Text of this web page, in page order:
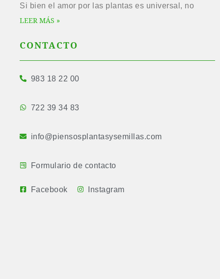
Si bien el amor por las plantas es universal, no
LEER MÁS »
CONTACTO
983 18 22 00
722 39 34 83
info@piensosplantasysemillas.com
Formulario de contacto
Facebook Instagram